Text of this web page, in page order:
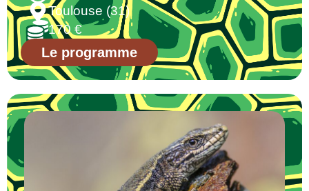
Toulouse (31)
170 €
Le programme